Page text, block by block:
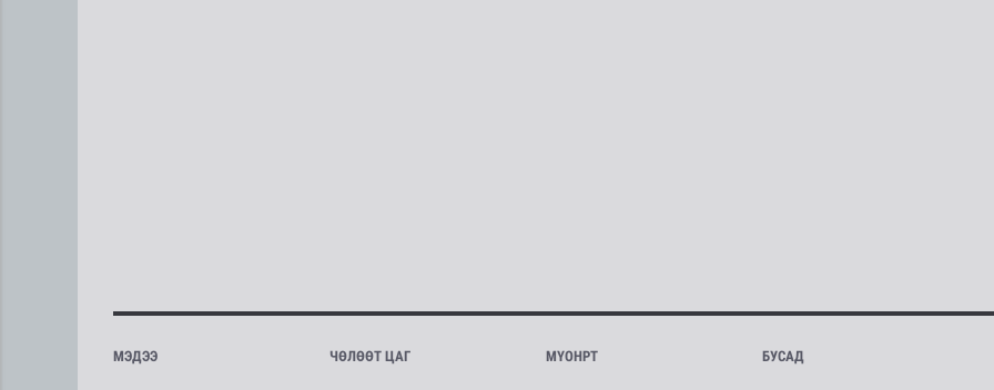
МЭДЭЭ ЧӨЛӨӨТ ЦАГ МҮОНРТ БУСАД